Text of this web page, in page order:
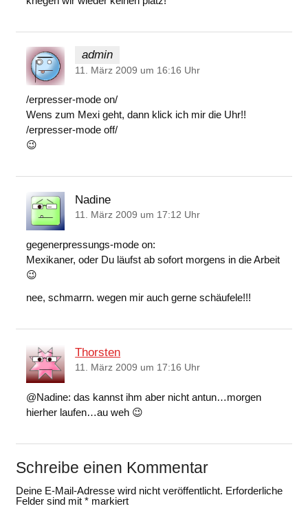
admin
11. März 2009 um 16:16 Uhr
/erpresser-mode on/
Wens zum Mexi geht, dann klick ich mir die Uhr!!
/erpresser-mode off/
😉
Nadine
11. März 2009 um 17:12 Uhr
gegenerpressungs-mode on:
Mexikaner, oder Du läufst ab sofort morgens in die Arbeit
😉
nee, schmarrn. wegen mir auch gerne schäufele!!!
Thorsten
11. März 2009 um 17:16 Uhr
@Nadine: das kannst ihm aber nicht antun…morgen
hierher laufen…au weh 😉
Schreibe einen Kommentar
Deine E-Mail-Adresse wird nicht veröffentlicht. Erforderliche
Felder sind mit *markiert